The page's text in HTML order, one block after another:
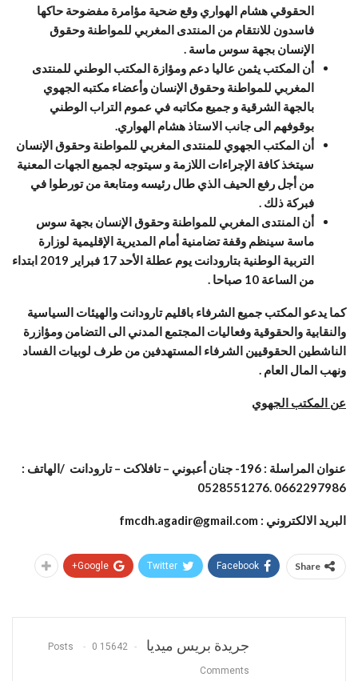
الحقوقي هشام الهواري وقع ضحية مؤامرة مفضوحة حاكها
فاسدون للانتقام من المنتدى المغربي للمواطنة وحقوق
الإنسان بجهة سوس ماسة .
أن المكتب يثمن عاليا دعم ومؤازة المكتب الوطني للمنتدى
المغربي للمواطنة وحقوق الإنسان وأعضاء مكتبه الجهوي
بالجهة الشرقية و جميع مكاتبه في عموم التراب الوطني
بوقوفهم الى جانب الاستاذ هشام الهواري.
أن المكتب الجهوي للمنتدى المغربي للمواطنة وحقوق الإنسان
سيتخذ كافة الإجراءات اللازمة و سيتوجه لجميع الجهات المعنية
من أجل رفع الحيف الذي طال رئيسه ومتابعة من تورطوا في
فبركة ذلك .
أن المنتدى المغربي للمواطنة وحقوق الإنسان بجهة سوس
ماسة سينظم وقفة تضامنية أمام المديرية الإقليمية لوزارة
التربية الوطنية بتارودانت يوم عطلة الأحد 17 فبراير 2019 ابتداء
من الساعة 10 صباحا .
كما يدعو المكتب جميع الشرفاء باقليم تارودانت والهيئات السياسية
والنقابية والحقوقية وفعاليات المجتمع المدني الى التضامن ومؤازرة
الناشطين الحقوقيين الشرفاء المستهدفين من طرف لوبيات الفساد
ونهب المال العام .
عن المكتب الجهوي
عنوان المراسلة : 196- جنان أعبوني – تافلاكت – تارودانت /الهاتف :
0662297986
.
0528551276
البريد الالكتروني : fmcdh.agadir@gmail.com
Share
Facebook
Twitter
Google+
جريدة بريس ميديا 15642 Posts
0
Comments